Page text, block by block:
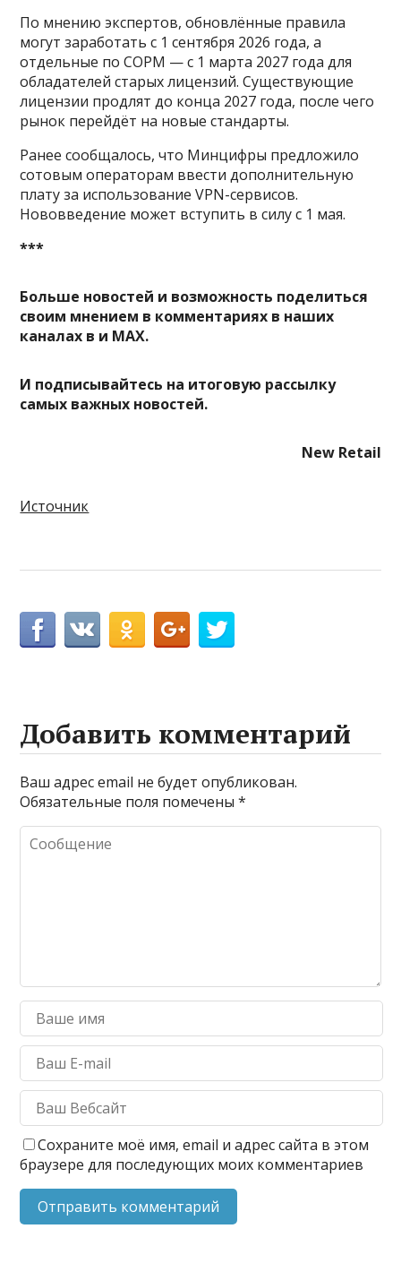
По мнению экспертов, обновлённые правила
могут заработать с 1 сентября 2026 года, а
отдельные по СОРМ — с 1 марта 2027 года для
обладателей старых лицензий. Существующие
лицензии продлят до конца 2027 года, после чего
рынок перейдёт на новые стандарты.
Ранее сообщалось, что Минцифры предложило
сотовым операторам ввести дополнительную
плату за использование VPN-сервисов.
Нововведение может вступить в силу с 1 мая.
***
Больше новостей и возможность поделиться
своим мнением в комментариях в наших
каналах в и MAX.
И подписывайтесь на итоговую рассылку
самых важных новостей.
New Retail
Источник
Добавить комментарий
Ваш адрес email не будет опубликован.
Обязательные поля помечены*
Сохраните моё имя, email и адрес сайта в этом
браузере для последующих моих комментариев